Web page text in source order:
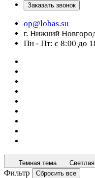
Заказать звонок
op@lobas.su
г. Нижний
Пн - Пт: с 8:00 до
Темная тема
Фильтр Сбросить все